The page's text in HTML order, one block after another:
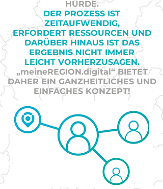
HÜRDE.
DER PROZESS IST
ZEITAUFWENDIG,
ERFORDERT RESSOURCEN UND
DARÜBER HINAUS IST DAS
ERGEBNIS NICHT IMMER
LEICHT VORHERZUSAGEN.
„meineREGION.digital“BIETET
DAHER EIN GANZHEITLICHES UND
EINFACHES KONZEPT!